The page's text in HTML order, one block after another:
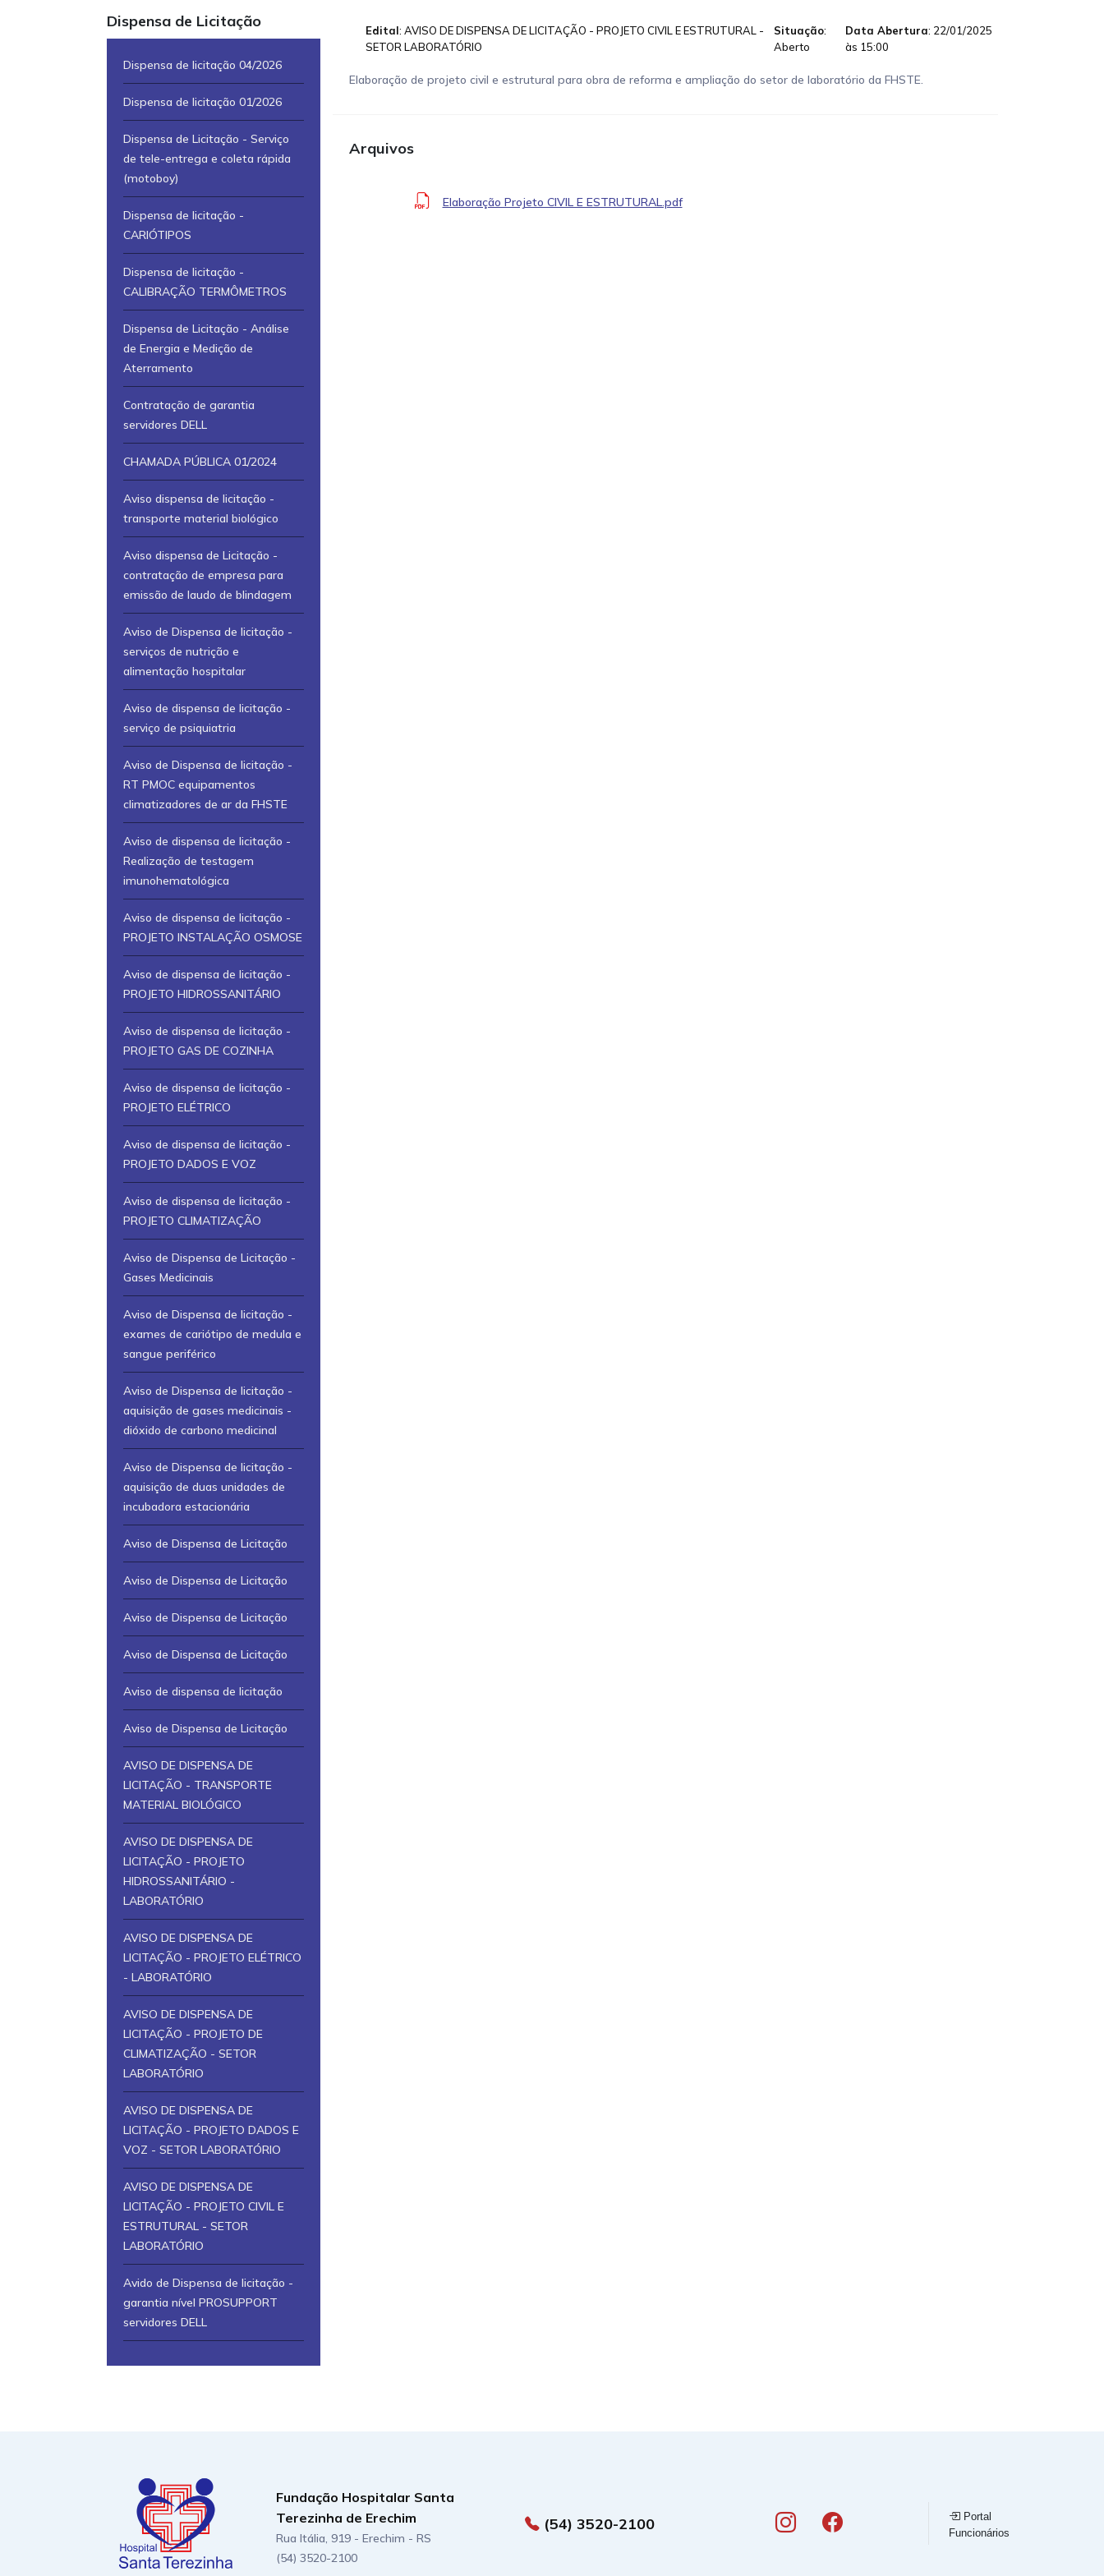
Dispensa de Licitação
Dispensa de licitação 04/2026
Dispensa de licitação 01/2026
Dispensa de Licitação - Serviço
de tele-entrega e coleta rápida
(motoboy)
Dispensa de licitação -
CARIÓTIPOS
Dispensa de licitação -
CALIBRAÇÃO TERMÔMETROS
Dispensa de Licitação - Análise
de Energia e Medição de
Aterramento
Contratação de garantia
servidores DELL
CHAMADA PÚBLICA 01/2024
Aviso dispensa de licitação -
transporte material biológico
Aviso dispensa de Licitação -
contratação de empresa para
emissão de laudo de blindagem
Aviso de Dispensa de licitação -
serviços de nutrição e
alimentação hospitalar
Aviso de dispensa de licitação -
serviço de psiquiatria
Aviso de Dispensa de licitação -
RT PMOC equipamentos
climatizadores de ar da FHSTE
Aviso de dispensa de licitação -
Realização de testagem
imunohematológica
Aviso de dispensa de licitação -
PROJETO INSTALAÇÃO OSMOSE
Aviso de dispensa de licitação -
PROJETO HIDROSSANITÁRIO
Aviso de dispensa de licitação -
PROJETO GAS DE COZINHA
Aviso de dispensa de licitação -
PROJETO ELÉTRICO
Aviso de dispensa de licitação -
PROJETO DADOS E VOZ
Aviso de dispensa de licitação -
PROJETO CLIMATIZAÇÃO
Aviso de Dispensa de Licitação -
Gases Medicinais
Aviso de Dispensa de licitação -
exames de cariótipo de medula e
sangue periférico
Aviso de Dispensa de licitação -
aquisição de gases medicinais -
dióxido de carbono medicinal
Aviso de Dispensa de licitação -
aquisição de duas unidades de
incubadora estacionária
Aviso de Dispensa de Licitação
Aviso de Dispensa de Licitação
Aviso de Dispensa de Licitação
Aviso de Dispensa de Licitação
Aviso de dispensa de licitação
Aviso de Dispensa de Licitação
AVISO DE DISPENSA DE
LICITAÇÃO - TRANSPORTE
MATERIAL BIOLÓGICO
AVISO DE DISPENSA DE
LICITAÇÃO - PROJETO
HIDROSSANITÁRIO -
LABORATÓRIO
AVISO DE DISPENSA DE
LICITAÇÃO - PROJETO ELÉTRICO
- LABORATÓRIO
AVISO DE DISPENSA DE
LICITAÇÃO - PROJETO DE
CLIMATIZAÇÃO - SETOR
LABORATÓRIO
AVISO DE DISPENSA DE
LICITAÇÃO - PROJETO DADOS E
VOZ - SETOR LABORATÓRIO
AVISO DE DISPENSA DE
LICITAÇÃO - PROJETO CIVIL E
ESTRUTURAL - SETOR
LABORATÓRIO
Avido de Dispensa de licitação -
garantia nível PROSUPPORT
servidores DELL
Edital: AVISO DE DISPENSA DE LICITAÇÃO - PROJETO CIVIL E ESTRUTURAL -
SETOR LABORATÓRIO
Situação:
Aberto
Data Abertura: 22/01/2025
às 15:00
Elaboração de projeto civil e estrutural para obra de reforma e ampliação do setor de laboratório da FHSTE.
Arquivos
Elaboração Projeto CIVIL E ESTRUTURAL.pdf
Fundação Hospitalar Santa
Terezinha de Erechim
Rua Itália, 919 - Erechim - RS
(54) 3520-2100
(54) 3520-2100
Portal
Funcionários